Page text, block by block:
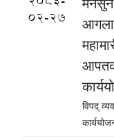
02-27
विपद्